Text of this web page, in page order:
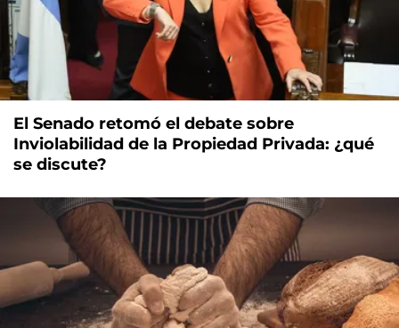
El Senado retomó el debate sobre
Inviolabilidad de la Propiedad Privada: ¿qué
se discute?